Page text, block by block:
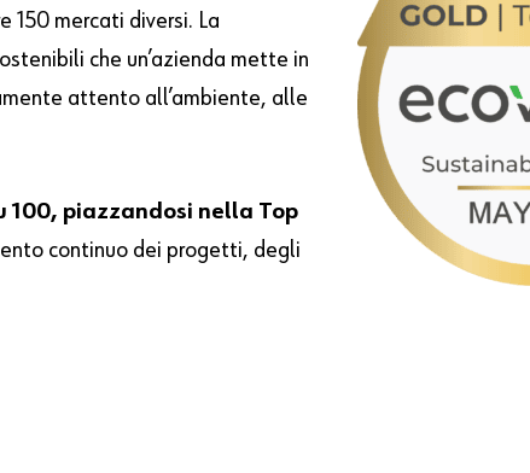
mercati diversi. La
che un’azienda mette in
attento all’ambiente, alle
100, piazzandosi nella Top
continuo dei progetti, degli